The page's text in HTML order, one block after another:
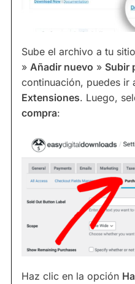
Sube el archivo a tu
» Añadir nuevo » Subir
continuación, puedes ir
Extensiones. Luego,
compra:
Haz clic en la opción